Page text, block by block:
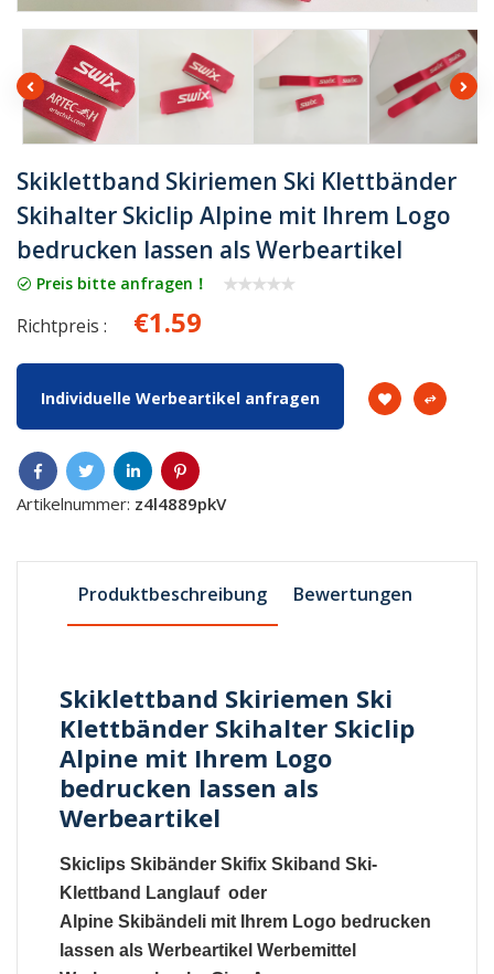
Skiklettband Skiriemen Ski Klettbänder
Skihalter Skiclip Alpine mit Ihrem Logo
bedrucken lassen als Werbeartikel
Preis bitte anfragen！
Richtpreis : €1.59
Individuelle Werbeartikel anfragen
Artikelnummer: z4l4889pkV
Produktbeschreibung Bewertungen
Skiklettband Skiriemen Ski
Klettbänder Skihalter Skiclip
Alpine mit Ihrem Logo
bedrucken lassen als
Werbeartikel
Skiclips Skibänder Skifix Skiband Ski-
Klettband Langlauf oder
AlpineSkibändeli mit Ihrem Logo bedrucken
lassen als Werbeartikel Werbemittel